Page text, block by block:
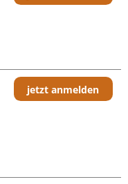
jetzt anmelden